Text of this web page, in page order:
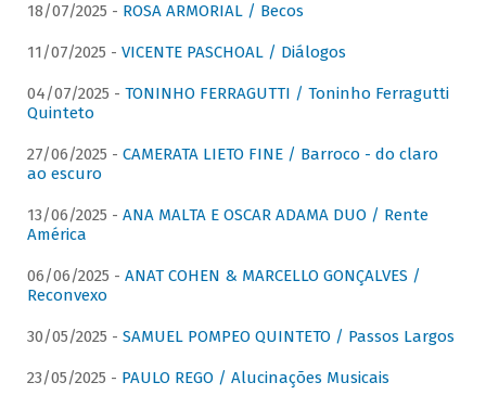
18/07/2025 - ROSA ARMORIAL / Becos
11/07/2025 - VICENTE PASCHOAL / Diálogos
04/07/2025 - TONINHO FERRAGUTTI / Toninho Ferragutti
Quinteto
27/06/2025 - CAMERATA LIETO FINE / Barroco - do claro
ao escuro
13/06/2025 - ANA MALTA E OSCAR ADAMA DUO / Rente
América
06/06/2025 - ANAT COHEN & MARCELLO GONÇALVES /
Reconvexo
30/05/2025 - SAMUEL POMPEO QUINTETO / Passos Largos
23/05/2025 - PAULO REGO / Alucinações Musicais